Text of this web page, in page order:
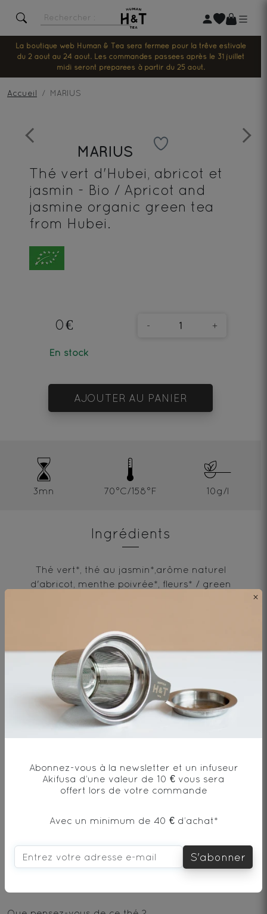
La boutique web Human & Tea sera fermée pour la trêve estivale
du 2 août au 24 août. Les commandes passées après le 31 juillet
midi seront préparées à partir du 25 août.
Accueil MARIUS
Previous Next
MARIUS
Thé vert d'Hubei, abricot et
jasmin - Bio / Apricot and
jasmine organic green tea
from Hubei.
0€
En stock
- +
AJOUTER AU PANIER
3mn 70°C/158°F 10g/l
Ingrédients
Thé vert*, thé au jasmin*,arôme naturel
d'abricot, menthe poivrée*, fleurs* / green
* produit issu de l'agriculture biologique
Envie de changement?
vous aimerez aussi...
1
star
2
3
4
5
stars
×
Abonnez-vous à la newsletter et un infuseur
Akifusa d’une valeur de 10 € vous sera
offert lors de votre commande
Avec un minimum de 40 € d’achat*
S'abonner